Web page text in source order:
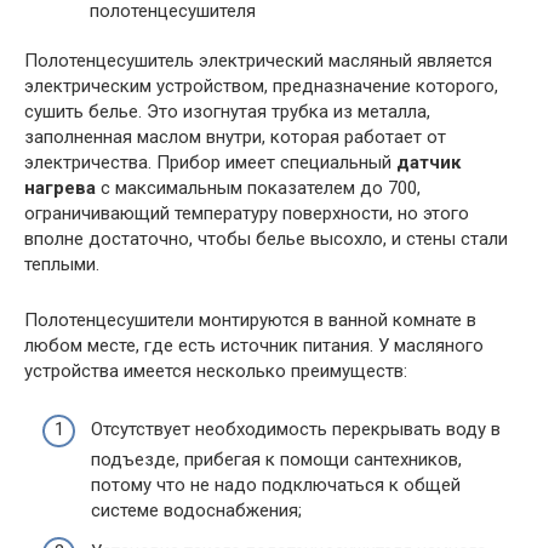
Полотенцесушитель электрический масляный является
электрическим устройством, предназначение которого,
сушить белье. Это изогнутая трубка из металла,
заполненная маслом внутри, которая работает от
электричества. Прибор имеет специальный датчик
нагрева с максимальным показателем до 700,
ограничивающий температуру поверхности, но этого
вполне достаточно, чтобы белье высохло, и стены стали
теплыми.
Полотенцесушители монтируются в ванной комнате в
любом месте, где есть источник питания. У масляного
устройства имеется несколько преимуществ:
Отсутствует необходимость перекрывать воду в
подъезде, прибегая к помощи сантехников,
потому что не надо подключаться к общей
системе водоснабжения;